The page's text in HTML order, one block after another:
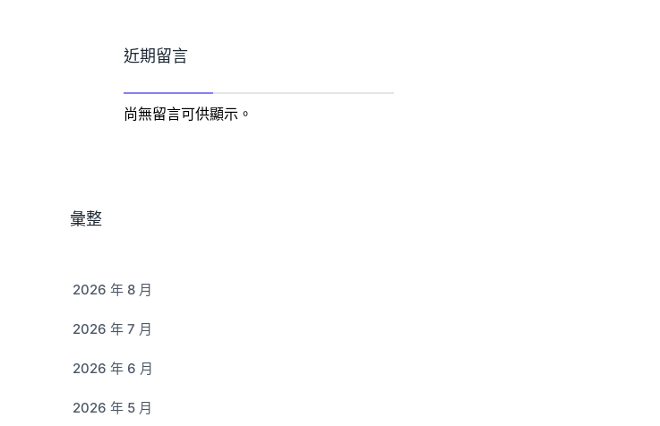
近期留言
尚無留言可供顯示。
彙整
2026 年 8 月
2026 年 7 月
2026 年 6 月
2026 年 5 月